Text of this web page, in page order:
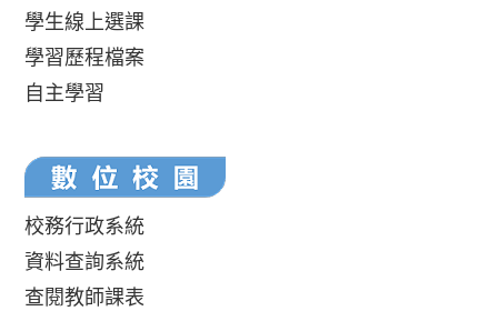
學生線上選課
學習歷程檔案
自主學習
校務行政系統
資料查詢系統
查閱教師課表